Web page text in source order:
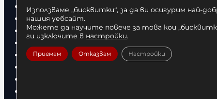
Бокс
Боксови чували
Боксови ръкавици
Дрехи
Детски дрехи
Използваме „бисквитки“, за да ви осигурим най-
нашия уебсайт.
Можете да научите повече за това кои
ги изключите в настройки.
Приемам Отказвам Настройки